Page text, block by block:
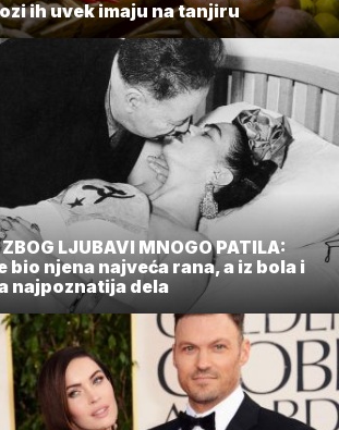
ih uvek imaju na tanjiru
ZBOG LJUBAVI MNOGO PATILA:
bio njena najveća rana, a iz bola i
najpoznatija dela